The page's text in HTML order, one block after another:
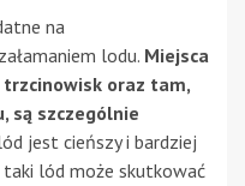
na
lodu. Miejsca
trzcinowisk oraz tam,
są szczególnie
jest cieńszy i bardziej
taki lód może skutkować